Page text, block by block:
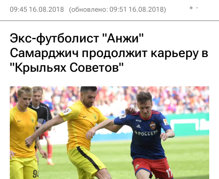
09:45 16.08.2018 (обновлено: 09:51 16.08.2018)
Экс-футболист "Анжи"
Самарджич продолжит карьеру в
"Крыльях Советов"